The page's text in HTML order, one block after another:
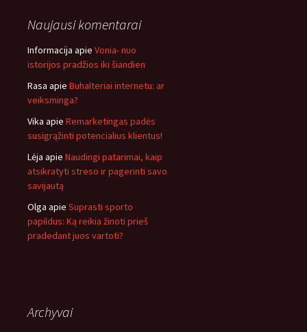
Naujausi komentarai
Informacija apie Vonia- nuo
istorijos pradžios iki šiandien
Rasa apie Buhalteriai internetu: ar
veiksminga?
Vika apie Remarketingas padės
susigrąžinti potencialius klientus!
Lėja apie Naudingi patarimai, kaip
atsikratyti streso ir pagerinti savo
savijautą
Olga apie Suprasti sporto
papildus: Ką reikia žinoti prieš
pradedant juos vartoti?
Archyvai